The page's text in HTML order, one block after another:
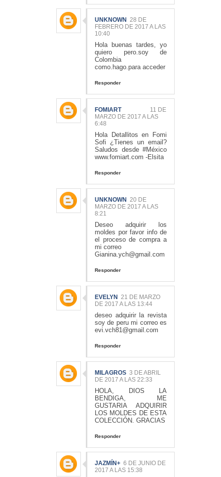
UNKNOWN 28 DE
FEBRERO DE 2017 A LAS
10:40
Hola buenas tardes, yo
quiero pero.soy de
Colombia
como.hago.para acceder
Responder
FOMIART
11 DE
MARZO DE 2017 A LAS
6:48
Hola Detallitos en Fomi
Sofi ¿Tienes un email?
Saludos desde #México
www.fomiart.com -Elsita
Responder
UNKNOWN 20 DE
MARZO DE 2017 A LAS
8:21
Deseo adquirir los
moldes por favor info de
el proceso de compra a
mi correo
Gianina.ych@gmail.com
Responder
EVELYN 21 DE MARZO
DE 2017 A LAS 13:44
deseo adquirir la revista
soy de peru mi correo es
evi.vch81@gmail.com
Responder
MILAGROS 3 DE ABRIL
DE 2017 A LAS 22:33
HOLA, DIOS LA
BENDIGA, ME
GUSTARIA ADQUIRIR
LOS MOLDES DE ESTA
COLECCIÓN. GRACIAS
Responder
JAZMÍN+ 6 DE JUNIO DE
2017 A LAS 15:38